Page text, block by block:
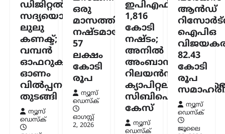
ഡിജിറ്റൽ
സദ്യയൊരുക്കി
ലുലു
കണക്ട്;
വമ്പൻ
ഓഫറുകളുമായി
ഓണം
വിൽപ്പന
തുടങ്ങി
ന്യൂസ്
ഡെസ്ക്
ഒരു
മാസത്തിനുള്ളിൽ
നഷ്ടമായത്
57
ലക്ഷം
കോടി
രൂപ
ന്യൂസ്
ഡെസ്ക്
ഓഗസ്റ്റ്‌
2, 2026
ഇപിഎഫ്ഒയ്ക്ക്
1,816
കോടി
നഷ്ടം;
അനിൽ
അംബാനിക്കും
റിലയൻസ്
സിബിഐ
കേസ്
ന്യൂസ്
ഡെസ്ക്
ആൻഡ്
ഐപിഒ
82.43
കോടി
രൂപ
ന്യൂസ്
ഡെസ്ക്
ജൂലൈ